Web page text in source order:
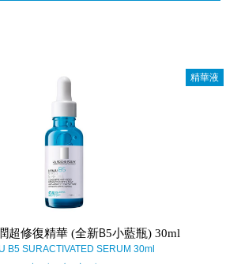
精華液
超修復精華 (全新B5小藍瓶) 30ml
B5 SURACTIVATED SERUM 30ml